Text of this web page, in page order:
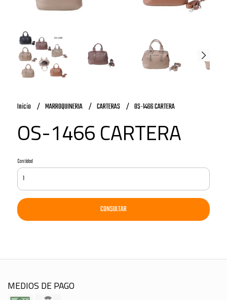
Inicio MARROQUINERIA CARTERAS OS-1466 CARTERA
OS-1466 CARTERA
Cantidad
CONSULTAR
MEDIOS DE PAGO